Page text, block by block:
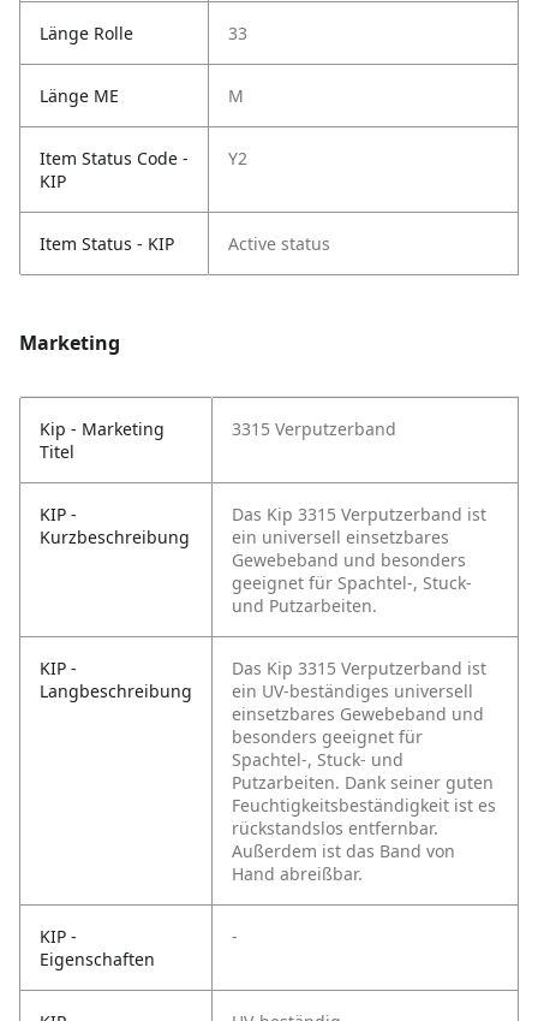
Länge Rolle 33
Länge ME M
Item Status Code -
KIP
Y2
Item Status - KIP Active status
Marketing
Kip - Marketing
Titel
3315 Verputzerband
KIP -
Kurzbeschreibung
Das Kip 3315 Verputzerband ist
ein universell einsetzbares
Gewebeband und besonders
geeignet für Spachtel-, Stuck-
und Putzarbeiten.
KIP -
Langbeschreibung
Das Kip 3315 Verputzerband ist
ein UV-beständiges universell
einsetzbares Gewebeband und
besonders geeignet für
Spachtel-, Stuck- und
Putzarbeiten. Dank seiner guten
Feuchtigkeitsbeständigkeit ist es
rückstandslos entfernbar.
Außerdem ist das Band von
Hand abreißbar.
KIP -
Eigenschaften
-